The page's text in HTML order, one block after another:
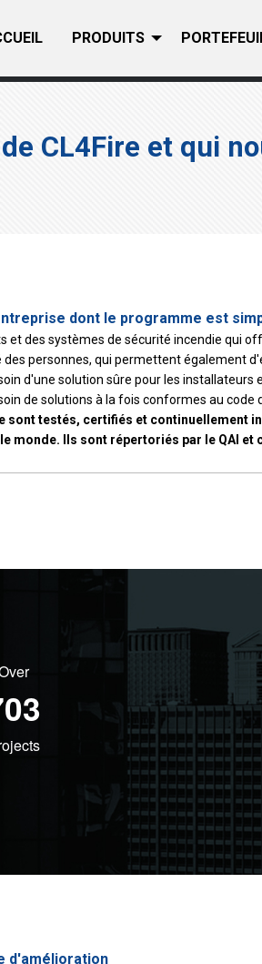
PRODUITS
CL4Fire et qui
dont le programme est
et des systèmes de sécurité incendie qui
personnes, qui permettent également
d'une solution sûre pour les
de solutions à la fois conformes au
sont testés, certifiés et continuellement
monde. Ils sont répertoriés par le QAI et
d'amélioration